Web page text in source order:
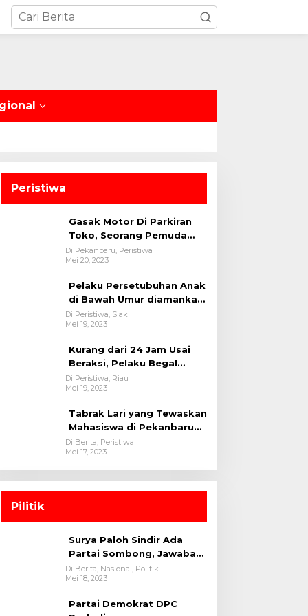
Peristiwa
Gasak Motor Di Parkiran
Toko, Seorang Pemuda
Diamankan Polsek Bukit
Raya
Di Pekanbaru, Peristiwa
Mei 20, 2023
Pelaku Persetubuhan Anak
di Bawah Umur diamankan
oleh tim Opsnal Polsek
Tualang-Polres Siak-Polda
Di Peristiwa, Siak
Mei 19, 2023
Kurang dari 24 Jam Usai
Beraksi, Pelaku Begal
Berhasil Di Bekuk
Satreskrim Polres
Di Peristiwa, Riau
Mei 19, 2023
Tabrak Lari yang Tewaskan
Mahasiswa di Pekanbaru
Ditangkap Polisi
Di Berita, Peristiwa
Mei 17, 2023
Pilitik
Surya Paloh Sindir Ada
Partai Sombong, Jawaban
Megawati
Di Berita, Nasional, Politik
Mei 18, 2023
Partai Demokrat DPC